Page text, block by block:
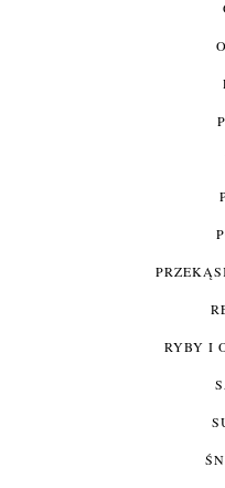
RYBY I